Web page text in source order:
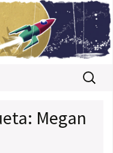
Buscar:
Megan